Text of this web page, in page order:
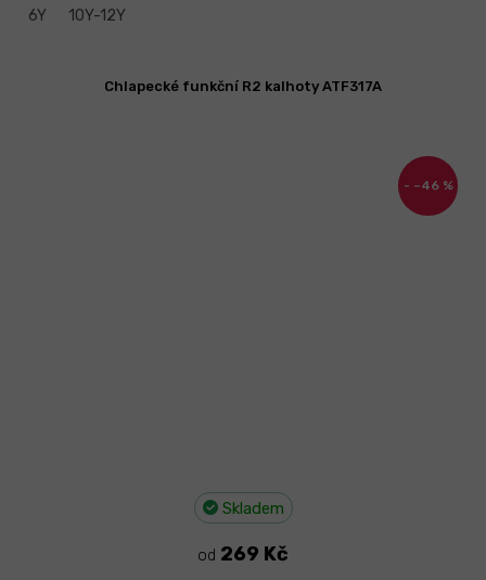
6Y 10Y-12Y
–46 %
Chlapecké funkční R2 kalhoty ATF317A
Skladem
od 269 Kč